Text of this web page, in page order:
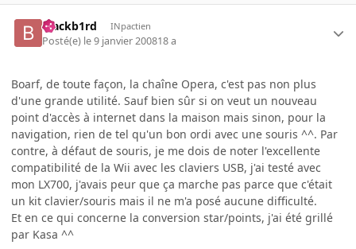
blackb1rd INpactien
Posté(e) le 9 janvier 200818 a
Boarf, de toute façon, la chaîne Opera, c'est pas non plus
d'une grande utilité. Sauf bien sûr si on veut un nouveau
point d'accès à internet dans la maison mais sinon, pour la
navigation, rien de tel qu'un bon ordi avec une souris ^^. Par
contre, à défaut de souris, je me dois de noter l'excellente
compatibilité de la Wii avec les claviers USB, j'ai testé avec
mon LX700, j'avais peur que ça marche pas parce que c'était
un kit clavier/souris mais il ne m'a posé aucune difficulté.
Et en ce qui concerne la conversion star/points, j'ai été grillé
par Kasa ^^